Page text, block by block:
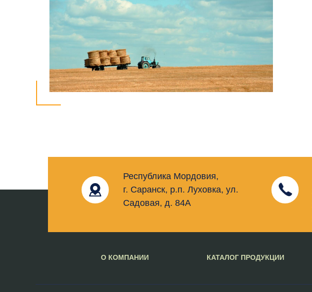
Республика Мордовия,
г. Саранск, р.п. Луховка, ул.
Садовая, д. 84А
КАТАЛОГ ПРОДУКЦИИ
О КОМПАНИИ